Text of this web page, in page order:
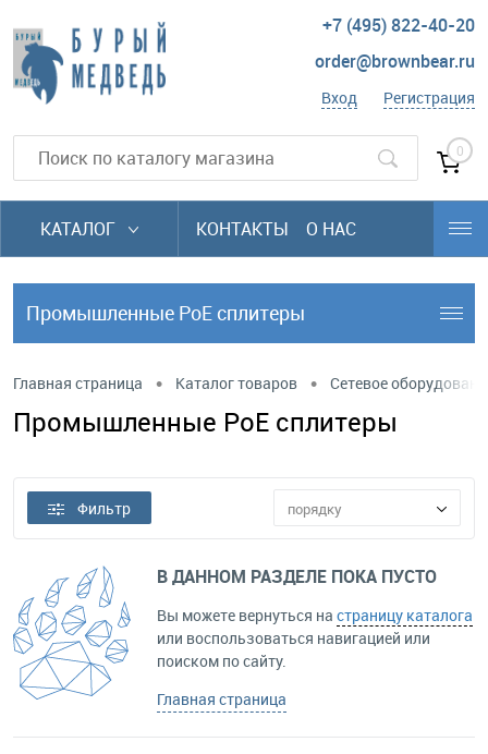
+7 (495) 822-40-20
order@brownbear.ru
Вход Регистрация
0
КАТАЛОГ КОНТАКТЫ О НАС
Промышленные PoE сплитеры
Главная страница • Каталог товаров • Сетевое
Промышленные PoE сплитеры
Фильтр порядку
В ДАННОМ РАЗДЕЛЕ ПОКА ПУСТО
Вы можете вернуться на страницу каталога
или воспользоваться навигацией или
поиском по сайту.
Главная страница